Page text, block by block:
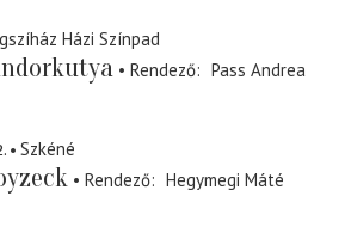
Házi Színpad
Rendező
Pass Andrea
Szkéné
Rendező
Hegymegi Máté